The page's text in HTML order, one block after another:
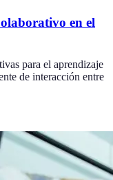
en el
para el aprendizaje
de interacción entre